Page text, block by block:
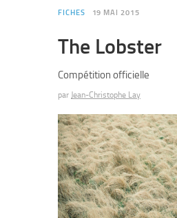
FICHES 19 MAI 2015
The Lobster
Compétition officielle
par Jean-Christophe Lay